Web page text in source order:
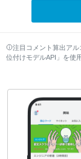
注目コメント算出ア
位付けモデルAPI」を使